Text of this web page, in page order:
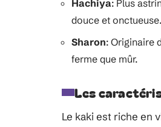
Hachiya: Plus
douce et onctueuse.
Sharon: Originaire
ferme que mûr.
Les
Le kaki est riche en